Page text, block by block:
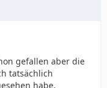
gefallen aber die
tatsächlich
habe.